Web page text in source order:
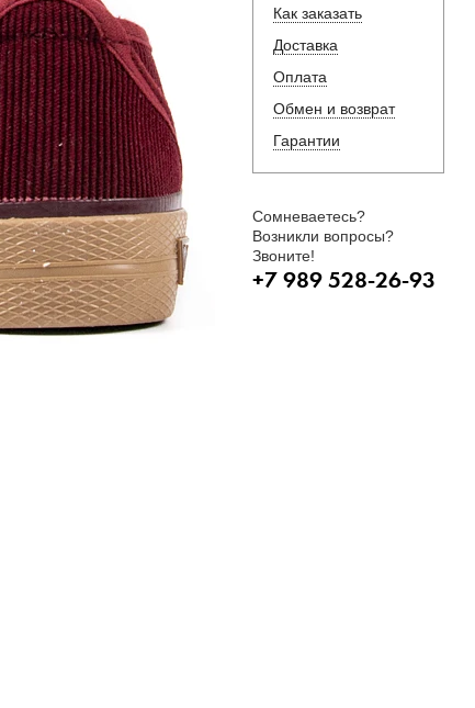
Как заказать
Доставка
Оплата
Обмен и возврат
Гарантии
Сомневаетесь?
Возникли вопросы?
Звоните!
+7 989 528-26-93